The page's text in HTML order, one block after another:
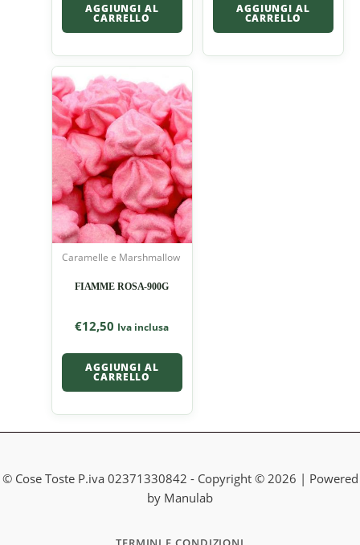
AGGIUNGI AL
CARRELLO
AGGIUNGI AL
CARRELLO
Caramelle e Marshmallow
FIAMME ROSA-900G
€12,50 Iva inclusa
AGGIUNGI AL
CARRELLO
© Cose Toste P.iva 02371330842 - Copyright © 2026 | Powered
by Manulab